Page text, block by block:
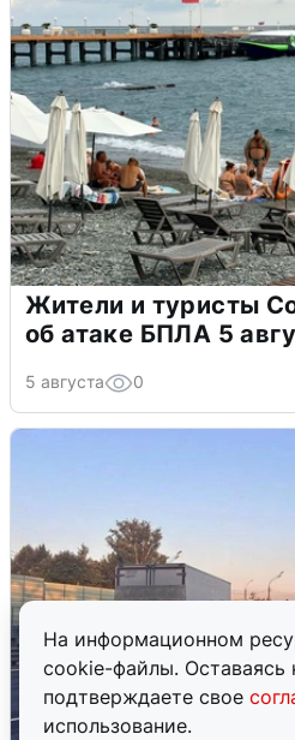
На информационном
cookie-файлы. Оставаясь
подтверждаете свое
использование.
Жители и туристы
об атаке БПЛА 5
5 августа 0